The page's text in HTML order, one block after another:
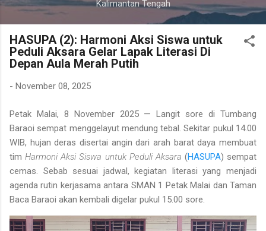
Kalimantan Tengah
HASUPA (2): Harmoni Aksi Siswa untuk
Peduli Aksara Gelar Lapak Literasi Di
Depan Aula Merah Putih
- November 08, 2025
Petak Malai, 8 November 2025— Langit sore di Tumbang
Baraoi sempat menggelayut mendung tebal. Sekitar pukul 14.00
WIB, hujan deras disertai angin dari arah barat daya membuat
timHarmoni Aksi Siswa untuk Peduli Aksara (HASUPA) sempat
cemas. Sebab sesuai jadwal, kegiatan literasi yang menjadi
agenda rutin kerjasama antara SMAN 1 Petak Malai danTaman
Baca Baraoi akan kembali digelar pukul 15.00 sore.